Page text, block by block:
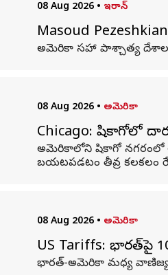
08 Aug 2026 • ఇరాన్
Masoud
అమెరికా సహా పాశ్చాత్య దేశాలు
08 Aug 2026 • అమెరికా
Chicago: షికాగోలో
అమెరికాలోని షికాగో నగరంలో
బయటపడటం తీవ్ర కలకలం
08 Aug 2026 • అమెరికా
US Tariffs: భారత్‌పై
భారత్‌-అమెరికా మధ్య వాణిజ్య